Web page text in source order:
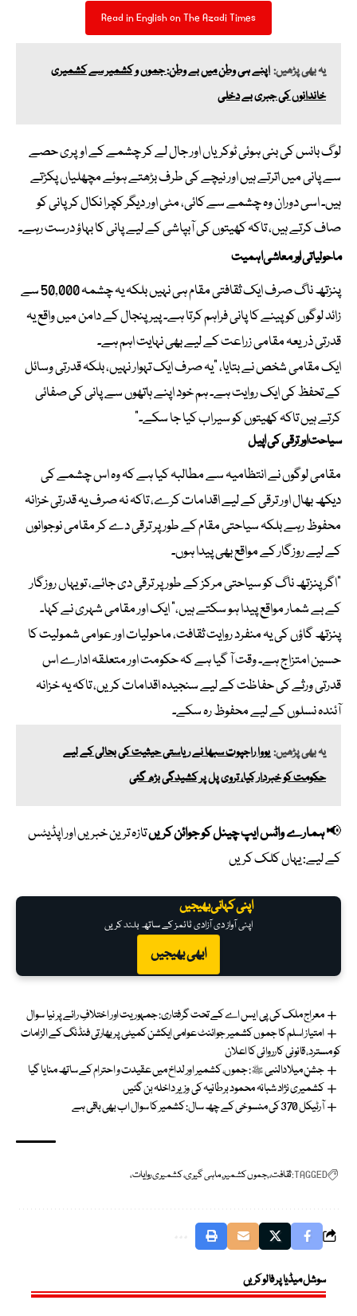
Read in English on The Azadi Times
یہ بھی پڑھیں:اپنے ہی وطن میں بے وطن: جموں و کشمیر سے کشمیری
خاندانوں کی جبری بے دخلی
لوگ بانس کی بنی ہوئی ٹوکریاں اور جال لے کر چشمے کے اوپری حصے
سے پانی میں اترتے ہیں اور نیچے کی طرف بڑھتے ہوئے مچھلیاں پکڑتے
ہیں۔ اسی دوران وہ چشمے سے کائی، مٹی اور دیگر کچرا نکال کر پانی کو
صاف کرتے ہیں، تاکہ کھیتوں کی آبپاشی کے لیے پانی کا بہاؤ درست رہے۔
ماحولیاتی اور معاشی اہمیت
پنزتھ ناگ صرف ایک ثقافتی مقام ہی نہیں بلکہ یہ چشمہ 50,000 سے
زائد لوگوں کو پینے کا پانی فراہم کرتا ہے۔ پیر پنجال کے دامن میں واقع یہ
قدرتی ذریعہ مقامی زراعت کے لیے بھی نہایت اہم ہے۔
ایک مقامی شخص نے بتایا، “یہ صرف ایک تہوار نہیں، بلکہ قدرتی وسائل
کے تحفظ کی ایک روایت ہے۔ ہم خود اپنے ہاتھوں سے پانی کی صفائی
کرتے ہیں تاکہ کھیتوں کو سیراب کیا جا سکے۔”
سیاحت اور ترقی کی اپیل
مقامی لوگوں نے انتظامیہ سے مطالبہ کیا ہے کہ وہ اس چشمے کی
دیکھ بھال اور ترقی کے لیے اقدامات کرے، تاکہ نہ صرف یہ قدرتی خزانہ
محفوظ رہے بلکہ سیاحتی مقام کے طور پر ترقی دے کر مقامی نوجوانوں
کے لیے روزگار کے مواقع بھی پیدا ہوں۔
“اگر پنزتھ ناگ کو سیاحتی مرکز کے طور پر ترقی دی جائے، تو یہاں روزگار
کے بے شمار مواقع پیدا ہو سکتے ہیں،” ایک اور مقامی شہری نے کہا۔
پنزتھ گاؤں کی یہ منفرد روایت ثقافت، ماحولیات اور عوامی شمولیت کا
حسین امتزاج ہے۔ وقت آ گیا ہے کہ حکومت اور متعلقہ ادارے اس
قدرتی ورثے کی حفاظت کے لیے سنجیدہ اقدامات کریں، تاکہ یہ خزانہ
آئندہ نسلوں کے لیے محفوظ رہ سکے۔
یہ بھی پڑھیں:یووا راجپوت سبھا نے ریاستی حیثیت کی بحالی کے لیے
حکومت کو خبردار کیا، تروی پل پر کشیدگی بڑھ گئی
📢ہمارے واٹس ایپ چینل کو جوائن کریںتازہ ترین خبریں اور اپڈیٹس
کے لیے:یہاں کلک کریں
اپنی کہانی بھیجیں
اپنی آواز دی آزادی ٹائمز کے ساتھ بلند کریں
ابھی بھیجیں
معراج ملک کی پی ایس اے کے تحت گرفتاری: جمہوریت اور اختلافِ رائے پر نیا سوال
امتیاز اسلم کا جموں کشمیر جوائنٹ عوامی ایکشن کمیٹی پر بھارتی فنڈنگ کے الزامات
کو مسترد، قانونی کارروائی کا اعلان
جشنِ میلادالنبی ﷺ: جموں، کشمیر اور لداخ میں عقیدت و احترام کے ساتھ منایا گیا
کشمیری نژاد شبانہ محمود برطانیہ کی وزیر داخلہ بن گئیں
آرٹیکل 370 کی منسوخی کے چھ سال: کشمیر کا سوال اب بھی باقی ہے
TAGGED:ثقافت،جموں کشمیرماہی گیری، کشمیری روایات،
سوشل میڈیا پر فالو کریں